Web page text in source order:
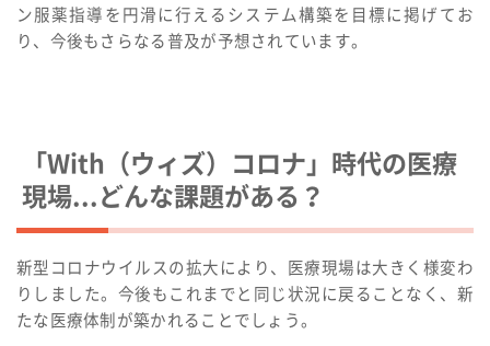
ン服薬指導を円滑に行えるシステム構築を目標に掲げてお
り、今後もさらなる普及が予想されています。
「With（ウィズ）コロナ」時代の医療
現場...どんな課題がある？
新型コロナウイルスの拡大により、医療現場は大きく様変わ
りしました。今後もこれまでと同じ状況に戻ることなく、新
たな医療体制が築かれることでしょう。